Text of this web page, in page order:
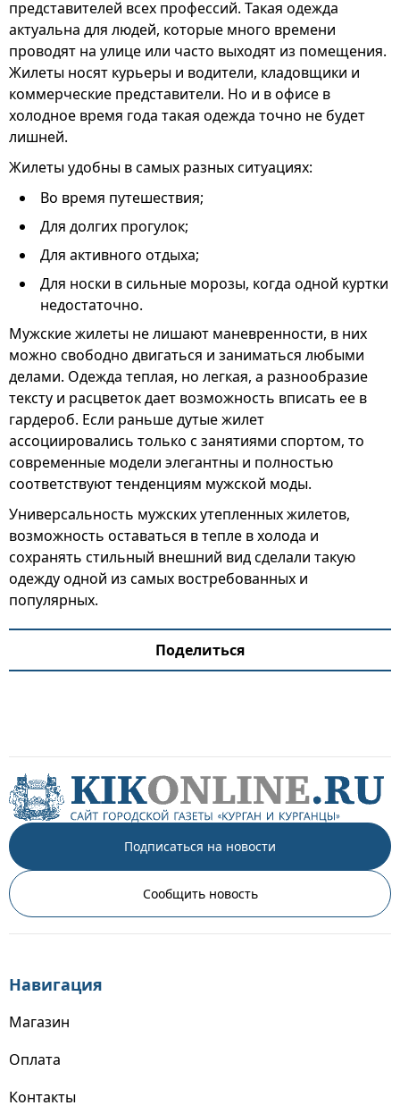
представителей всех профессий. Такая одежда
актуальна для людей, которые много времени
проводят на улице или часто выходят из помещения.
Жилеты носят курьеры и водители, кладовщики и
коммерческие представители. Но и в офисе в
холодное время года такая одежда точно не будет
лишней.
Жилеты удобны в самых разных ситуациях:
Во время путешествия;
Для долгих прогулок;
Для активного отдыха;
Для носки в сильные морозы, когда одной куртки
недостаточно.
Мужские жилеты не лишают маневренности, в них
можно свободно двигаться и заниматься любыми
делами. Одежда теплая, но легкая, а разнообразие
тексту и расцветок дает возможность вписать ее в
гардероб. Если раньше дутые жилет
ассоциировались только с занятиями спортом, то
современные модели элегантны и полностью
соответствуют тенденциям мужской моды.
Универсальность мужских утепленных жилетов,
возможность оставаться в тепле в холода и
сохранять стильный внешний вид сделали такую
одежду одной из самых востребованных и
популярных.
Поделиться
Подписаться на новости
Сообщить новость
Навигация
Магазин
Оплата
Контакты